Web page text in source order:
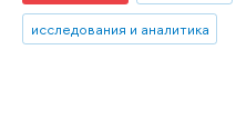
исследования и аналитика